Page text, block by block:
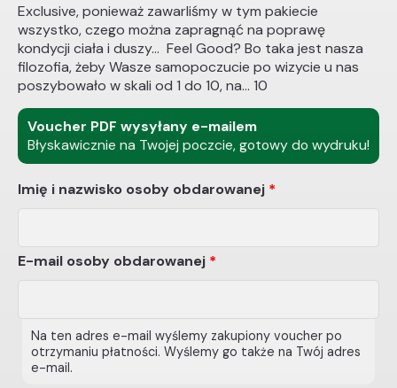
Exclusive, ponieważ zawarliśmy w tym pakiecie
wszystko, czego można zapragnąć na poprawę
kondycji ciała i duszy… Feel Good? Bo taka jest nasza
filozofia, żeby Wasze samopoczucie po wizycie u nas
poszybowało w skali od 1 do 10, na… 10
Voucher PDF wysyłany e-mailem
Błyskawicznie na Twojej poczcie, gotowy do wydruku!
Imię i nazwisko osoby obdarowanej *
E-mail osoby obdarowanej *
Na ten adres e-mail wyślemy zakupiony voucher po
otrzymaniu płatności. Wyślemy go także na Twój adres
e-mail.